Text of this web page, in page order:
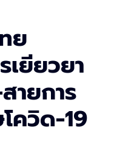
ย
ยียวยา
ายการ
ควิด-19